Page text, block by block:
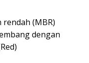
(MBR)
dengan